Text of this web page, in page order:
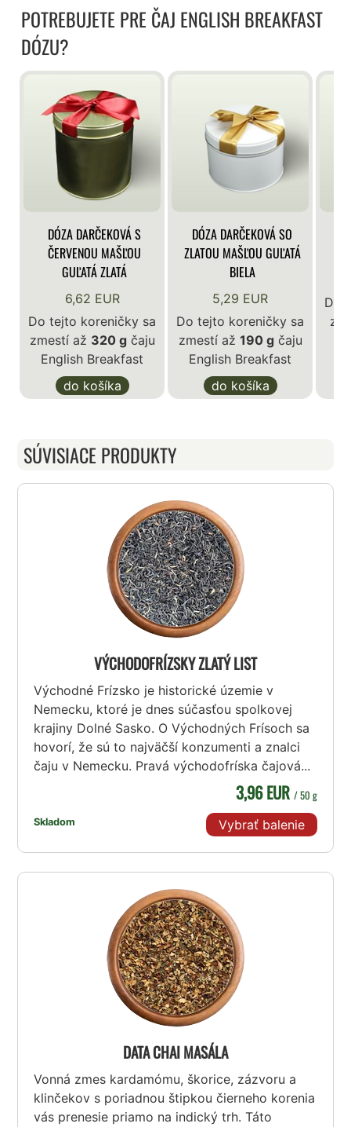
POTREBUJETE PRE ČAJ ENGLISH BREAKFAST
DÓZU?
DÓZA DARČEKOVÁ S
ČERVENOU MAŠĽOU
GUĽATÁ ZLATÁ
6,62 EUR
Do tejto koreničky sa
zmestí až 320 gčaju
English Breakfast
do košíka
DÓZA DARČEKOVÁ SO
ZLATOU MAŠĽOU GUĽATÁ
BIELA
5,29 EUR
Do tejto koreničky sa
zmestí až 190 gčaju
English Breakfast
do košíka
Do
SÚVISIACE PRODUKTY
VÝCHODOFRÍZSKY ZLATÝ LIST
Východné Frízsko je historické územie v
Nemecku, ktoré je dnes súčasťou spolkovej
krajiny Dolné Sasko. O Východných Frísoch sa
hovorí, že sú to najväčší konzumenti a znalci
čaju v Nemecku. Pravá východofríska čajová...
Skladom
3,96 EUR / 50 g
Vybrať balenie
DATA CHAI MASÁLA
Vonná zmes kardamómu, škorice, zázvoru a
klinčekov s poriadnou štipkou čierneho korenia
vás prenesie priamo na indický trh. Táto